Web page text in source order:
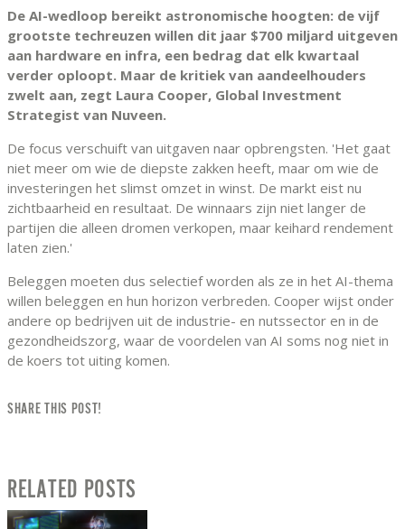
De AI-wedloop bereikt astronomische hoogten: de vijf
grootste techreuzen willen dit jaar $700 miljard uitgeven
aan hardware en infra, een bedrag dat elk kwartaal
verder oploopt. Maar de kritiek van aandeelhouders
zwelt aan, zegt Laura Cooper, Global Investment
Strategist van Nuveen.
De focus verschuift van uitgaven naar opbrengsten. 'Het gaat
niet meer om wie de diepste zakken heeft, maar om wie de
investeringen het slimst omzet in winst. De markt eist nu
zichtbaarheid en resultaat. De winnaars zijn niet langer de
partijen die alleen dromen verkopen, maar keihard rendement
laten zien.'
Beleggen moeten dus selectief worden als ze in het AI-thema
willen beleggen en hun horizon verbreden. Cooper wijst onder
andere op bedrijven uit de industrie- en nutssector en in de
gezondheidszorg, waar de voordelen van AI soms nog niet in
de koers tot uiting komen.
SHARE THIS POST!
RELATED POSTS